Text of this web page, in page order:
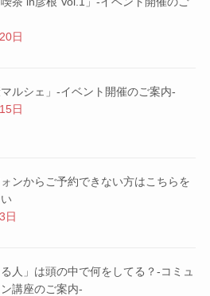
日
マルシェ」-イベント開催のご案内-
日
ンからご予約できない方はこちらを
日
る人」は頭の中で何をしてる？-コミュ
講座のご案内-